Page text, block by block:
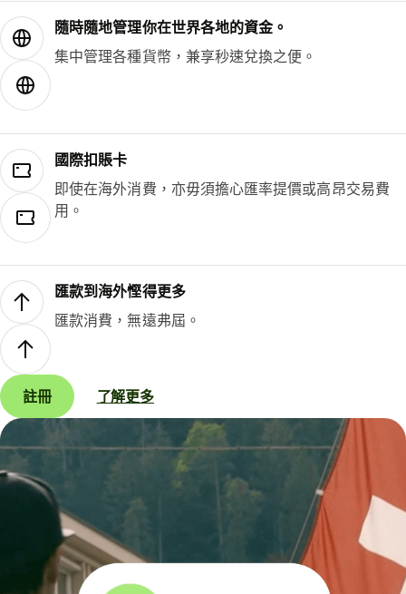
隨時隨地管理你在世界各地的資金。
集中管理各種貨幣，兼享秒速兌換之便。
國際扣賬卡
即使在海外消費，亦毋須擔心匯率提價或高昂交易費
用。
匯款到海外慳得更多
匯款消費，無遠弗屆。
註冊 了解更多